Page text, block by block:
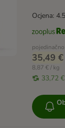
pojedinačno
35,49 €
8,87 € / kg
33,72 €
Ocjena: